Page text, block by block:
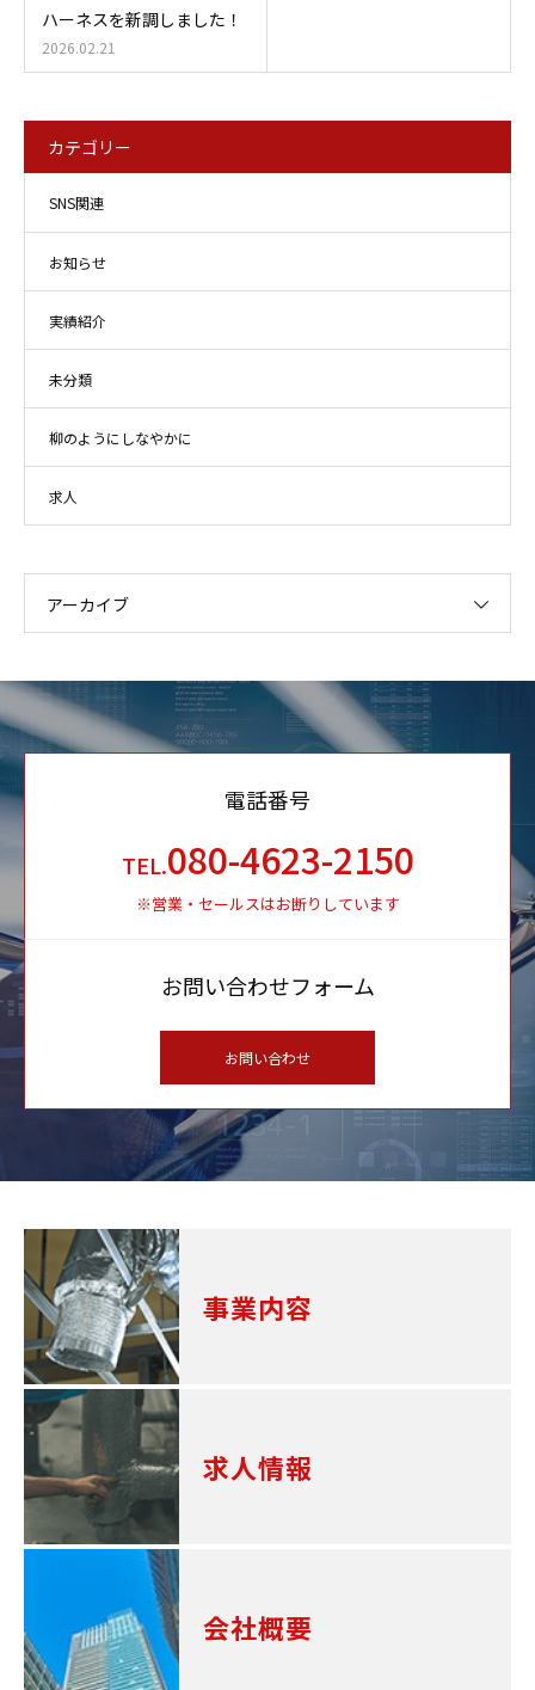
ハーネスを新調しました！
2026.02.21
カテゴリー
SNS関連
お知らせ
実績紹介
未分類
柳のようにしなやかに
求人
アーカイブ
電話番号
TEL.080-4623-2150
※営業・セールスはお断りしています
お問い合わせフォーム
お問い合わせ
事業内容
求人情報
会社概要